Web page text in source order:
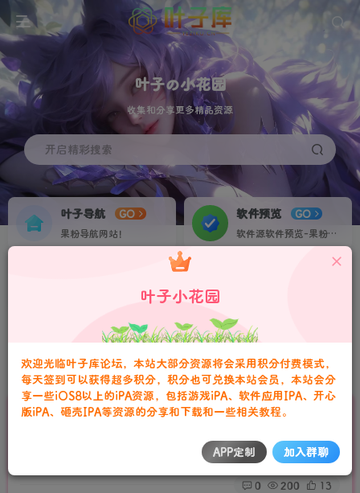
叶子の小花园
收集和分享更多精品资源
开启精彩搜索
叶子导航 GO
果粉导航网站！
软件预览 GO
软件源软件预览-果粉资源下载签名定制站！个人证书20起稳定不掉签！
收集IPA各种素材资源！
更多福利尽在叶子库交流群：751068497
请严格遵守法律法规、文明守法！
本站会员可通过积分兑换，连续签到积分翻倍！
更多福利尽在叶子库交流群：751068497
请严格遵守法律法规、文明守法！
首页 站长工具 正文
表白代码收藏馆-Awesome Love Code
关注 私信
0 200 13
叶子小花园
欢迎光临叶子库论坛，本站大部分资源将会采用积分付费模式，
每天签到可以获得超多积分，积分也可兑换本站会员，本站会分
享一些iOS8以上的iPA资源，包括游戏iPA、软件应用IPA、开心
版iPA、砸壳IPA等资源的分享和下载和一些相关教程。
APP定制 加入群聊